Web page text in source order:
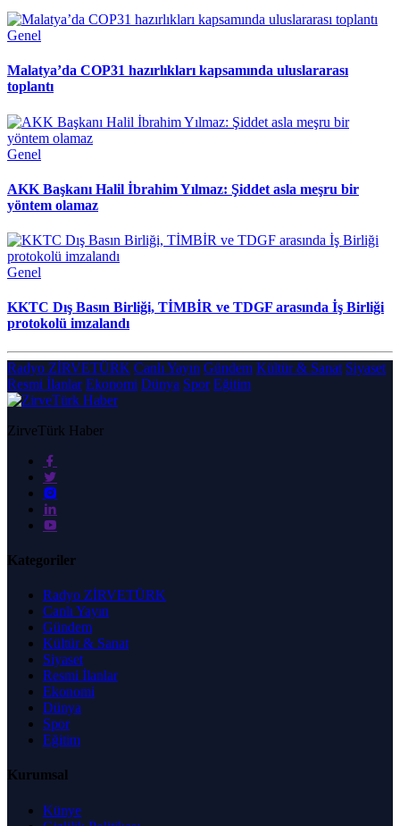
Genel
Malatya’da COP31 hazırlıkları kapsamında uluslararası
toplantı
Genel
AKK Başkanı Halil İbrahim Yılmaz: Şiddet asla meşru bir
yöntem olamaz
Genel
KKTC Dış Basın Birliği, TİMBİR ve TDGF arasında İş Birliği
protokolü imzalandı
Radyo ZİRVETÜRK Canlı Yayın Gündem Kültür & Sanat Siyaset
Resmi İlanlar Ekonomi Dünya Spor Eğitim
ZirveTürk Haber
Kategoriler
Radyo ZİRVETÜRK
Canlı Yayın
Gündem
Kültür & Sanat
Siyaset
Resmi İlanlar
Ekonomi
Dünya
Spor
Eğitim
Kurumsal
Künye